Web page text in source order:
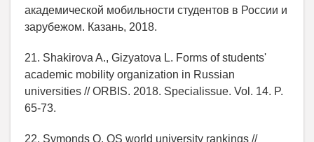
академической мобильности студентов в России и
зарубежом. Казань, 2018.
21. Shakirova A., Gizyatova L. Forms of students'
academic mobility organization in Russian
universities // ORBIS. 2018. Specialissue. Vol. 14. P.
65-73.
22. Symonds Q. QS world university rankings //